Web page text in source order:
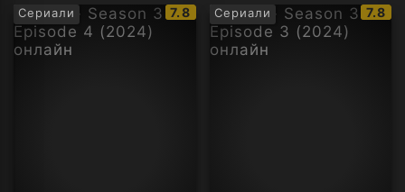
Сериали
IMDb
рейтинг:
7.8 Сериали
IMDb
7.8